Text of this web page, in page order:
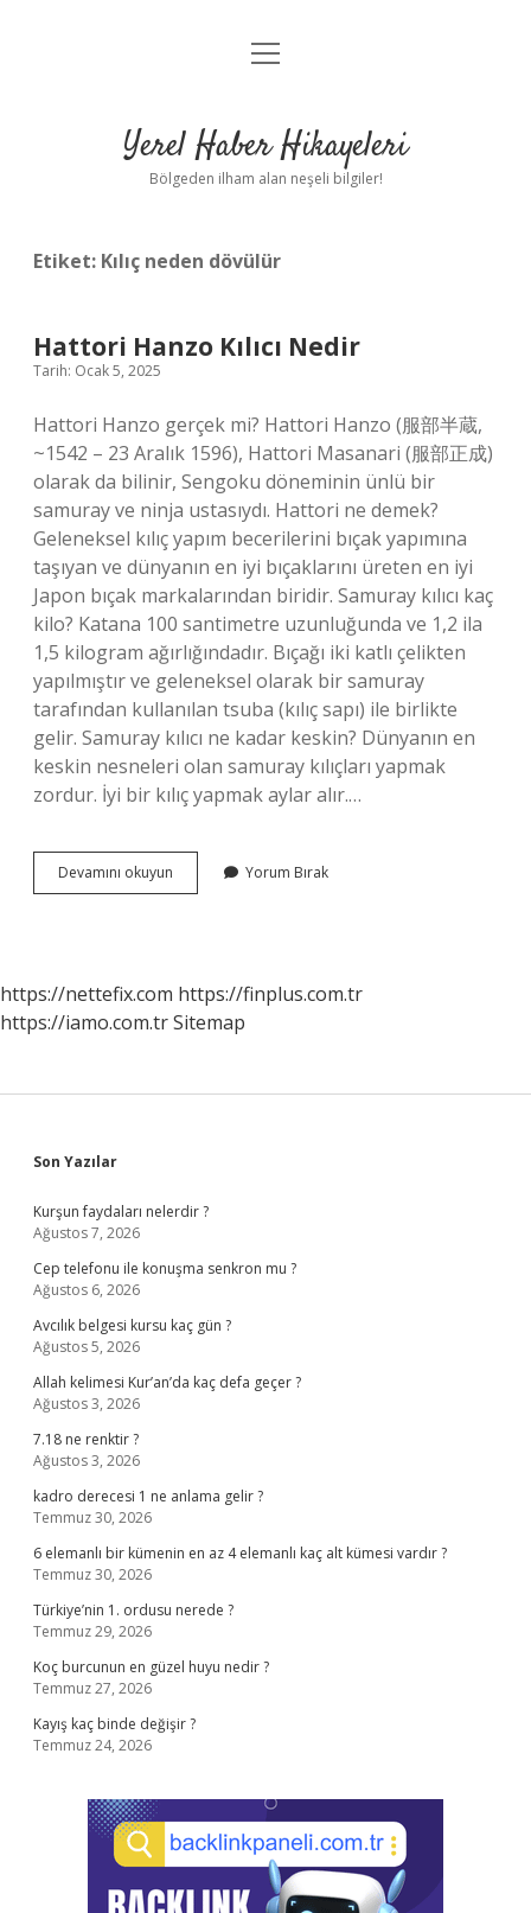
Anasayfa
Yasal Uyarı
menüyü
Yerel Haber Hikayeleri
Bölgeden ilham alan neşeli bilgiler!
Etiket: Kılıç neden dövülür
Hattori Hanzo Kılıcı Nedir
Tarih: Ocak 5, 2025
Hattori Hanzo gerçek mi? Hattori Hanzo (服部半蔵,
~1542 – 23 Aralık 1596), Hattori Masanari (服部正成)
olarak da bilinir, Sengoku döneminin ünlü bir
samuray ve ninja ustasıydı. Hattori ne demek?
Geleneksel kılıç yapım becerilerini bıçak yapımına
taşıyan ve dünyanın en iyi bıçaklarını üreten en iyi
Japon bıçak markalarından biridir. Samuray kılıcı kaç
kilo? Katana 100 santimetre uzunluğunda ve 1,2 ila
1,5 kilogram ağırlığındadır. Bıçağı iki katlı çelikten
yapılmıştır ve geleneksel olarak bir samuray
tarafından kullanılan tsuba (kılıç sapı) ile birlikte
gelir. Samuray kılıcı ne kadar keskin? Dünyanın en
keskin nesneleri olan samuray kılıçları yapmak
zordur. İyi bir kılıç yapmak aylar alır.…
Devamını okuyun
Hanzo
Yorum Bırak
https://nettefix.com https://finplus.com.tr
https://iamo.com.trSitemap
Sidebar
Son Yazılar
Kurşun faydaları nelerdir ?
Ağustos 7, 2026
Cep telefonu ile konuşma senkron mu ?
Ağustos 6, 2026
Avcılık belgesi kursu kaç gün ?
Ağustos 5, 2026
Allah kelimesi Kur’an’da kaç defa geçer ?
Ağustos 3, 2026
7.18 ne renktir ?
Ağustos 3, 2026
kadro derecesi 1 ne anlama gelir ?
Temmuz 30, 2026
6 elemanlı bir kümenin en az 4 elemanlı kaç alt kümesi vardır ?
Temmuz 30, 2026
Türkiye’nin 1. ordusu nerede ?
Temmuz 29, 2026
Koç burcunun en güzel huyu nedir ?
Temmuz 27, 2026
Kayış kaç binde değişir ?
Temmuz 24, 2026